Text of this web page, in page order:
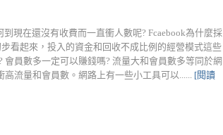
現在還沒有收費而一直衝人數呢? Fcaebook為什麼採
看起來，投入的資金和回收不成比例的經營模式這些
員數多一定可以賺錢嗎? 流量大和會員數多等同於網
流量和會員數。網路上有一些小工具可以...... [閱讀